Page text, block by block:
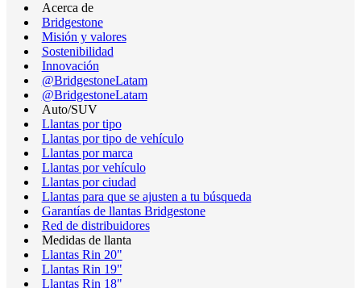
Acerca de
Bridgestone
Misión y valores
Sostenibilidad
Innovación
@BridgestoneLatam
@BridgestoneLatam
Auto/SUV
Llantas por tipo
Llantas por tipo de vehículo
Llantas por marca
Llantas por vehículo
Llantas por ciudad
Llantas para que se ajusten a tu búsqueda
Garantías de llantas Bridgestone
Red de distribuidores
Medidas de llanta
Llantas Rin 20"
Llantas Rin 19"
Llantas Rin 18"